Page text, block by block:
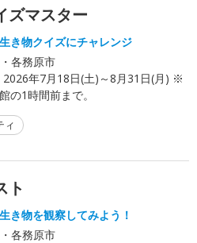
ズマスター
き物クイズにチャレンジ
各務原市
2026年7月18日(土)～8月31日(月) ※
の1時間前まで。
ィ
ト
き物を観察してみよう！
各務原市